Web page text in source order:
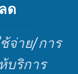
ด
จ่าย/การ
บริการ